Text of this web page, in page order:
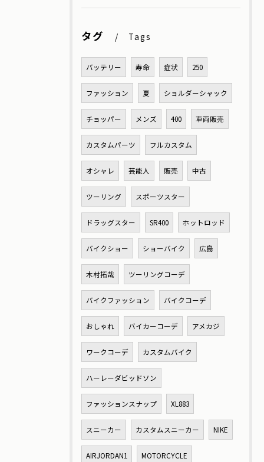
タグ Tags
バッテリー 寿命 症状 250
ファッション 夏 ショルダーシャック
チョッパー メンズ 400 車両販売
カスタムパーツ フルカスタム
オシャレ 芸能人 販売 中古
ツーリング スポーツスター
ドラッグスター SR400 ホットロッド
バイクショー ショーバイク 広島
木村拓哉 ツーリングコーデ
バイクファッション バイクコーデ
おしゃれ バイカーコーデ アメカジ
ワークコーデ カスタムバイク
ハーレーダビッドソン
ファッションスナップ XL883
スニーカー カスタムスニーカー NIKE
AIRJORDAN1 MOTORCYCLE